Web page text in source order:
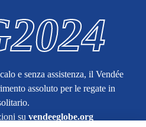
e senza assistenza, il Vendée
assoluto per le regate in
su vendeeglobe.org